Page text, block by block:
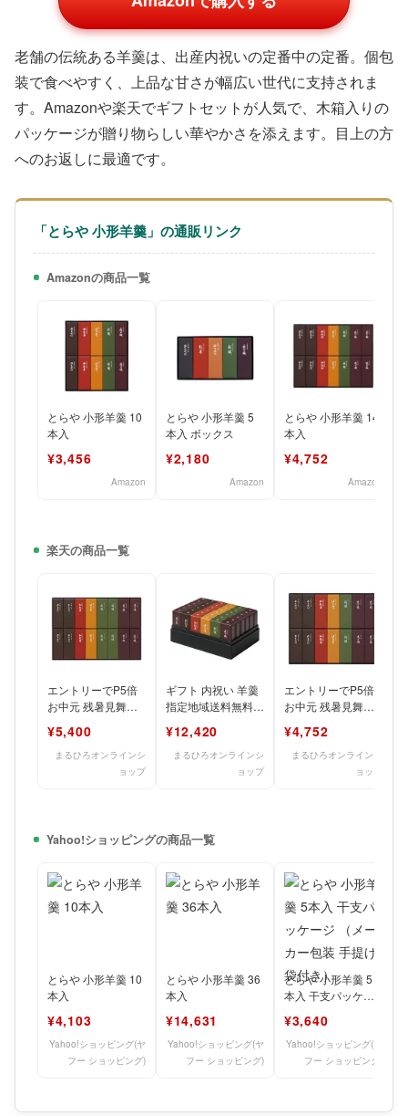
老舗の伝統ある羊羹は、出産内祝いの定番中の定番。個包
装で食べやすく、上品な甘さが幅広い世代に支持されま
す。Amazonや楽天でギフトセットが人気で、木箱入りの
パッケージが贈り物らしい華やかさを添えます。目上の方
へのお返しに最適です。
「とらや 小形羊羹」の通販リンク
Amazonの商品一覧
とらや 小形羊羹 10
本入
¥3,456
Amazon
とらや 小形羊羹 5
本入 ボックス
¥2,180
Amazon
とらや 小形羊羹 14
本入
¥4,752
Amazon
楽天の商品一覧
エントリーでP5倍
お中元 残暑見舞い
ゼント 送料無料(一
¥5,400
まるひろオンラインシ
ョップ
ギフト 内祝い 羊羹
指定地域送料無料
本入 K36
¥12,420
まるひろオンラインシ
ョップ
エントリーでP5倍
お中元 残暑見舞い
ゼント とらや 小形
¥4,752
まるひろオンラインシ
ョップ
Yahoo!ショッピングの商品一覧
とらや 小形羊羹 10
本入
¥4,103
Yahoo!ショッピング(ヤ
フー ショッピング)
とらや 小形羊羹 36
本入
¥14,631
Yahoo!ショッピング(ヤ
フー ショッピング)
とらや 小形羊羹 5
本入 干支パッケー
手提げ袋付き）
¥3,640
Yahoo!ショッピング(ヤ
フー ショッピング)